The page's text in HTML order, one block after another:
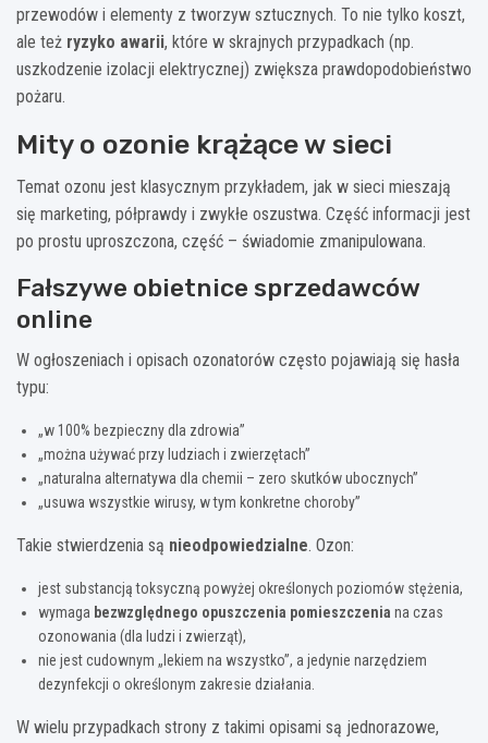
przewodów i elementy z tworzyw sztucznych. To nie tylko koszt,
ale też ryzyko awarii, które w skrajnych przypadkach (np.
uszkodzenie izolacji elektrycznej) zwiększa prawdopodobieństwo
pożaru.
Mity o ozonie krążące w sieci
Temat ozonu jest klasycznym przykładem, jak w sieci mieszają
się marketing, półprawdy i zwykłe oszustwa. Część informacji jest
po prostu uproszczona, część – świadomie zmanipulowana.
Fałszywe obietnice sprzedawców
online
W ogłoszeniach i opisach ozonatorów często pojawiają się hasła
typu:
„w 100% bezpieczny dla zdrowia”
„można używać przy ludziach i zwierzętach”
„naturalna alternatywa dla chemii – zero skutków ubocznych”
„usuwa wszystkie wirusy, w tym konkretne choroby”
Takie stwierdzenia są nieodpowiedzialne. Ozon:
jest substancją toksyczną powyżej określonych poziomów stężenia,
wymaga bezwzględnego opuszczenia pomieszczenia na czas
ozonowania (dla ludzi i zwierząt),
nie jest cudownym „lekiem na wszystko”, a jedynie narzędziem
dezynfekcji o określonym zakresie działania.
W wielu przypadkach strony z takimi opisami są jednorazowe,